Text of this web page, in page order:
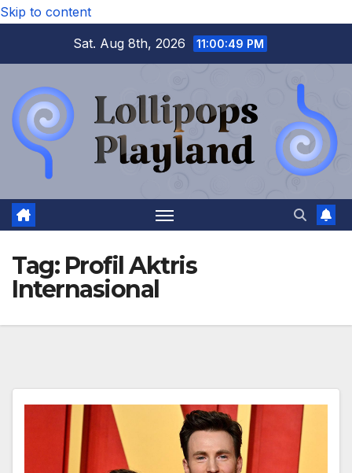
Skip to content
Sat. Aug 8th, 2026
11:00:49 PM
Tag: Profil Aktris
Internasional